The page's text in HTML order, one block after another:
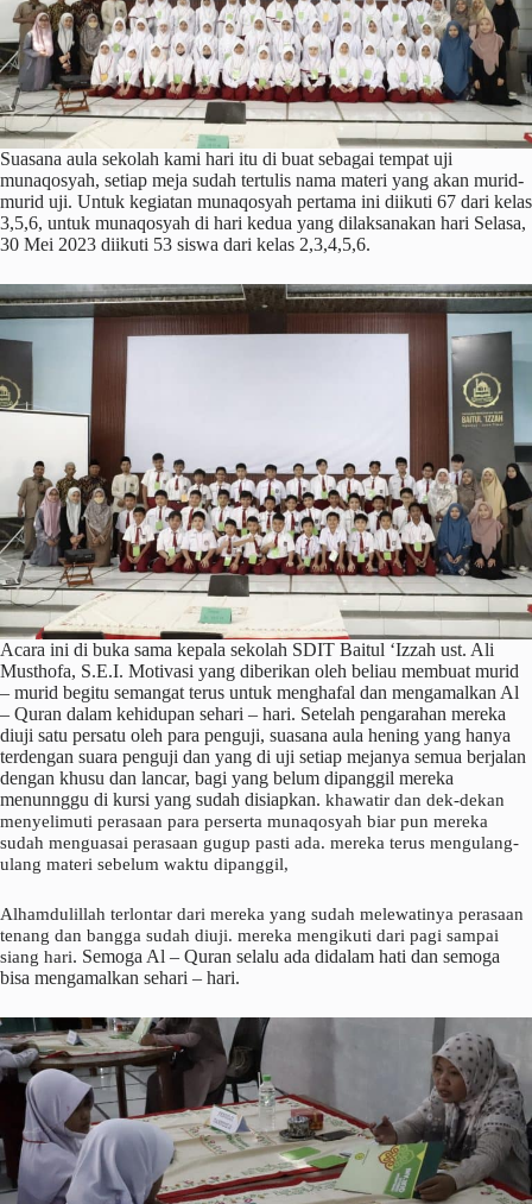
Suasana aula sekolah kami hari itu di buat sebagai tempat uji
munaqosyah, setiap meja sudah tertulis nama materi yang akan murid-
murid uji. Untuk kegiatan munaqosyah pertama ini diikuti 67 dari kelas
3,5,6, untuk munaqosyah di hari kedua yang dilaksanakan hari Selasa,
30 Mei 2023 diikuti 53 siswa dari kelas 2,3,4,5,6.
Acara ini di buka sama kepala sekolah SDIT Baitul ‘Izzah ust. Ali
Musthofa, S.E.I. Motivasi yang diberikan oleh beliau membuat murid
– murid begitu semangat terus untuk menghafal dan mengamalkan Al
– Quran dalam kehidupan sehari – hari. Setelah pengarahan mereka
diuji satu persatu oleh para penguji, suasana aula hening yang hanya
terdengan suara penguji dan yang di uji setiap mejanya semua berjalan
dengan khusu dan lancar, bagi yang belum dipanggil mereka
menunnggu di kursi yang sudah disiapkan. khawatir dan dek-dekan
menyelimuti perasaan para perserta munaqosyah biar pun mereka
sudah menguasai perasaan gugup pasti ada. mereka terus mengulang-
ulang materi sebelum waktu dipanggil,
Alhamdulillah terlontar dari mereka yang sudah melewatinya perasaan
tenang dan bangga sudah diuji. mereka mengikuti dari pagi sampai
siang hari. Semoga Al – Quran selalu ada didalam hati dan semoga
bisa mengamalkan sehari – hari.